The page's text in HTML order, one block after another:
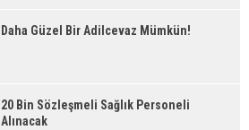
Daha Güzel Bir Adilcevaz Mümkün!
20 Bin Sözleşmeli Sağlık Personeli
Alınacak